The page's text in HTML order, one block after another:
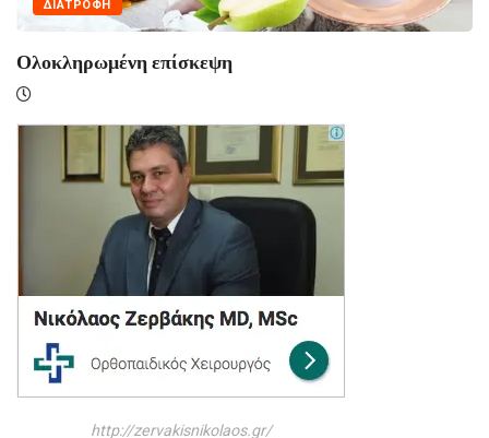
ΔΙΑΤΡΟΦΗ
Ολοκληρωμένη επίσκεψη
http://zervakisnikolaos.gr/